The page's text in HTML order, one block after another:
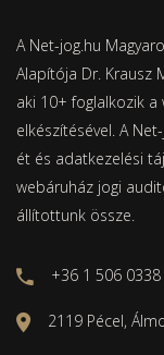
A Net-jog.hu
Alapítója Dr. Krausz
aki 10+ foglalkozik
elkészítésével. A
ét és adatkezelési
webáruház jogi
állítottunk össze.
+36 1 506
2119 Pécel,